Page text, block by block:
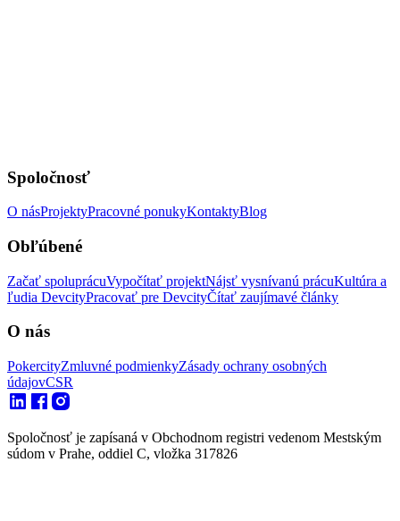
Spoločnosť
O násProjektyPracovné ponukyKontaktyBlog
Obľúbené
Začať spoluprácuVypočítať projektNájsť vysnívanú prácuKultúra a
ľudia DevcityPracovať pre DevcityČítať zaujímavé články
O nás
PokercityZmluvné podmienkyZásady ochrany osobných
údajovCSR
Spoločnosť je zapísaná v Obchodnom registri vedenom Mestským
súdom v Prahe, oddiel C, vložka 317826